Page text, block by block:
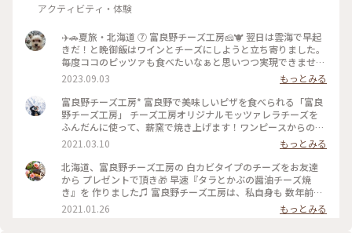
アクティビティ・体験
✈️🚗夏旅・北海道 ⑦ 富良野チーズ工房🧀🐮 翌日は雲海で早起
きだ！と晩御飯はワインとチーズにしようと立ち寄りました。
毎度ココのピッツァも食べたいなぁと思いつつ実現できません
😔 控えめに試食して美味しかった2種のチーズを購入😊 ・メ
ゾン・ドゥ・ピエール 白カビチーズ ・ワインチェダー 5個入
り #北海道 #夏旅 #チーズ #富良野チーズ工房 #私のことりっぷ
旅
2023.09.03
もっとみる
富良野チーズ工房* 富良野で美味しいピザを食べられる「富良
野チーズ工房」 チーズ工房オリジナルモッツァレラチーズを
ふんだんに使って、薪窯で焼き上げます！ワンピースからのご
注文もできますよ！ 冬は雪景色も見ながら☃︎ チーズ工房内で
は、チーズなど乳製品の販売もあるので、お土産にも♪♪ #北
海道 #富良野 #チーズ #お土産 #グルメ #カフェ #ピザ
2021.03.10
もっとみる
北海道、富良野チーズ工房の 白カビタイプのチーズをお友達
から プレゼントで頂き🎁 早速『タラとかぶの醤油チーズ焼
き』を 作りました♫ 富良野チーズ工房は、私自身も 数年前に
行ったことがあり、 バター作り体験をして、 とっても楽しか
ったことや、 とっても美味しいバターができたことが とても
2021.01.26 もっとみる